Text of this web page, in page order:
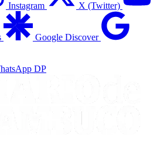
Instagram X (Twitter)
Google Discover
DP